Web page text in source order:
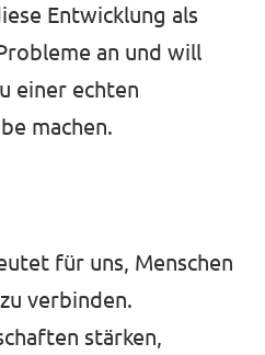
Entwicklung als
an und will
einer echten
machen.
für uns, Menschen
verbinden.
stärken,